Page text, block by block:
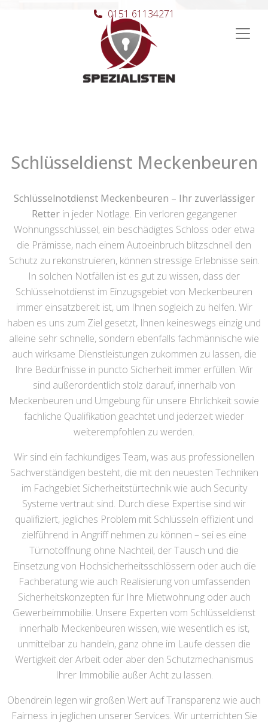
Hauptnavigation
0151 61134271
Schlüsseldienst Meckenbeuren
Schlüsselnotdienst Meckenbeuren – Ihr zuverlässiger
Retterin jeder Notlage. Ein verloren gegangener
Wohnungsschlüssel, ein beschädigtes Schloss oder etwa
die Prämisse, nach einem Autoeinbruch blitzschnell den
Schutz zu rekonstruieren, können stressige Erlebnisse sein.
In solchen Notfällen ist es gut zu wissen, dass der
Schlüsselnotdienst im Einzugsgebiet von Meckenbeuren
immer einsatzbereit ist, um Ihnen sogleich zu helfen. Wir
haben es uns zum Ziel gesetzt, Ihnen keineswegs einzig und
alleine sehr schnelle, sondern ebenfalls fachmännische wie
auch wirksame Dienstleistungen zukommen zu lassen, die
Ihre Bedürfnisse in puncto Sicherheit immer erfüllen. Wir
sind außerordentlich stolz darauf, innerhalb von
Meckenbeuren und Umgebung für unsere Ehrlichkeit sowie
fachliche Qualifikation geachtet und jederzeit wieder
weiterempfohlen zu werden.
Wir sind ein fachkundiges Team, was aus professionellen
Sachverständigen besteht, die mit den neuesten Techniken
im Fachgebiet Sicherheitstürtechnik wie auch Security
Systeme vertraut sind. Durch diese Expertise sind wir
qualifiziert, jegliches Problem mit Schlüsseln effizient und
zielführend in Angriff nehmen zu können – sei es eine
Türnotöffnung ohne Nachteil, der Tausch und die
Einsetzung von Hochsicherheitsschlössern oder auch die
Fachberatung wie auch Realisierung von umfassenden
Sicherheitskonzepten für Ihre Mietwohnung oder auch
Gewerbeimmobilie. Unsere Experten vom Schlüsseldienst
innerhalb Meckenbeuren wissen, wie wesentlich es ist,
unmittelbar zu handeln, ganz ohne im Laufe dessen die
Wertigkeit der Arbeit oder aber den Schutzmechanismus
Ihrer Immobilie außer Acht zu lassen.
Obendrein legen wir großen Wert auf Transparenz wie auch
Fairness in jeglichen unserer Services. Wir unterrichten Sie